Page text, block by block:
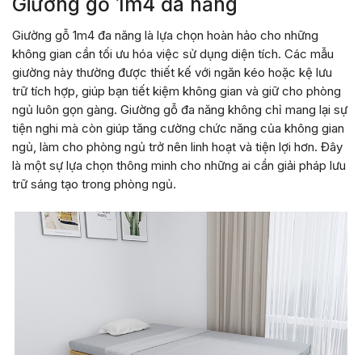
Giường gỗ 1m4 đa năng là lựa chọn hoàn hảo cho những
không gian cần tối ưu hóa việc sử dụng diện tích. Các mẫu
giường này thường được thiết kế với ngăn kéo hoặc kệ lưu
trữ tích hợp, giúp bạn tiết kiệm không gian và giữ cho phòng
ngủ luôn gọn gàng. Giường gỗ đa năng không chỉ mang lại sự
tiện nghi mà còn giúp tăng cường chức năng của không gian
ngủ, làm cho phòng ngủ trở nên linh hoạt và tiện lợi hơn. Đây
là một sự lựa chọn thông minh cho những ai cần giải pháp lưu
trữ sáng tạo trong phòng ngủ.